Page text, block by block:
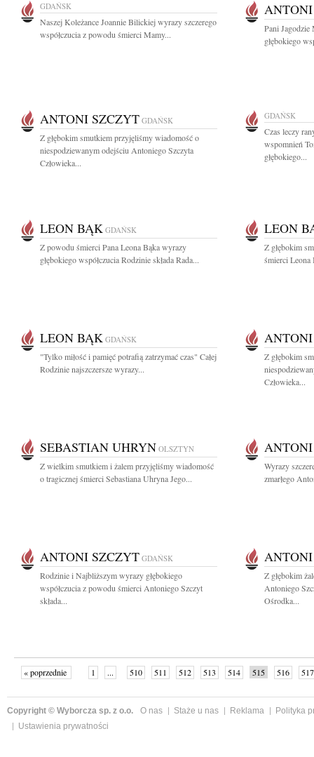
GDAŃSK
Naszej Koleżance Joannie Bilickiej wyrazy szczerego
współczucia z powodu śmierci Mamy...
Pani Jagodzie
głębokiego
ANTONI SZCZYT GDAŃSK
Z głębokim smutkiem przyjęliśmy wiadomość o
niespodziewanym odejściu Antoniego Szczyta
Człowieka...
GDAŃSK
Czas leczy
wspomnień
głębokiego...
LEON BĄK GDAŃSK
Z powodu śmierci Pana Leona Bąka wyrazy
głębokiego współczucia Rodzinie składa Rada...
LEON
Z głębokim
śmierci Leona
LEON BĄK GDAŃSK
"Tylko miłość i pamięć potrafią zatrzymać czas" Całej
Rodzinie najszczersze wyrazy...
Z głębokim
Człowieka...
SEBASTIAN UHRYN OLSZTYN
Z wielkim smutkiem i żalem przyjęliśmy wiadomość
o tragicznej śmierci Sebastiana Uhryna Jego...
Wyrazy
zmarłego
ANTONI SZCZYT GDAŃSK
Rodzinie i Najbliższym wyrazy głębokiego
współczucia z powodu śmierci Antoniego Szczyt
składa...
Z głębokim
Antoniego
Ośrodka...
« poprzednie 1 ... 510 511 512 513 514 515 516
517
Copyright © Wyborcza sp. z o.o. O nas Staże u nas Reklama
Polityka
Ustawienia prywatności